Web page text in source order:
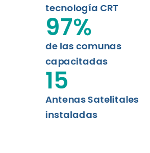
tecnología CRT
de las comunas
capacitadas
97%
Antenas Satelitales
instaladas
15